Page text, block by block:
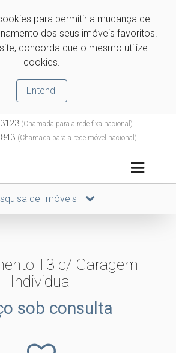
para permitir a mudança de
dos seus imóveis favoritos.
concorda que o mesmo utilize
cookies.
Entendi
(Chamada para a rede fixa nacional)
(Chamada para a rede móvel nacional)
de Imóveis
T3 c/ Garagem
Individual
sob consulta